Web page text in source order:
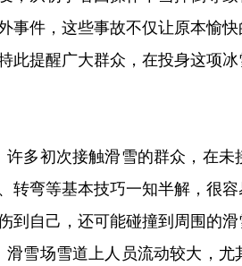
事件，这些事故不仅让原本愉
此提醒广大群众，在投身这项
许多初次接触滑雪的群众，在
转弯等基本技巧一知半解，很
到自己，还可能碰撞到周围的滑
滑雪场雪道上人员流动较大，